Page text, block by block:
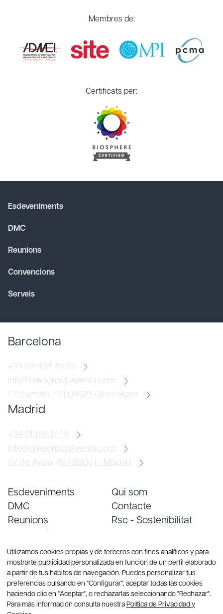
Membres de:
Certificats per:
Esdeveniments
DMC
Reunions
Convencions
Serveis
Barcelona
+34 93 434 43 25
info@creagroupevents.com
C/ Santaló, 10 | 08021 - Barcelona
Madrid
+34 91 159 17 75
info@creagroupevents.com
C/ de Ayala, 82 | 28001 - Madrid
Esdeveniments
DMC
Reunions
Serveis
Qui som
Contacte
Rsc - Sostenibilitat
Blog
Utilizamos cookies propias y de terceros con fines analíticos y para
mostrarte publicidad personalizada en función de un perfil elaborado
a partir de tus hábitos de navegación. Puedes personalizar tus
preferencias pulsando en "Configurar", aceptar todas las cookies
haciendo clic en "Aceptar", o rechazarlas seleccionando "Rechazar".
Para más información consulta nuestra Política de Privacidad y